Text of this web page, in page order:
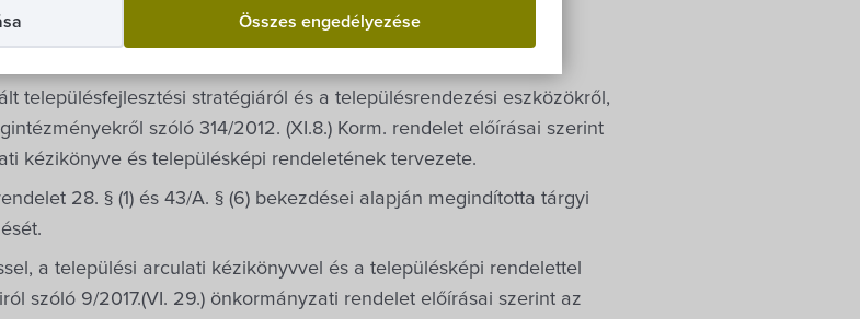
Összes engedélyezése
településfejlesztési stratégiáról és a településrendezési eszközökről,
szóló 314/2012. (XI.8.) Korm. rendelet előírásai szerint
kézikönyve és településképi rendeletének tervezete.
28. § (1) és 43/A. § (6) bekezdései alapján megindította tárgyi
a települési arculati kézikönyvvel és a településképi rendelettel
szóló 9/2017.(VI. 29.) önkormányzati rendelet előírásai szerint az